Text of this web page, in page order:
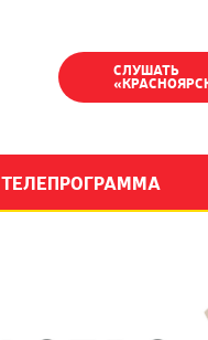
СЛУШАТЬ
ТЕЛЕПРОГРАММА